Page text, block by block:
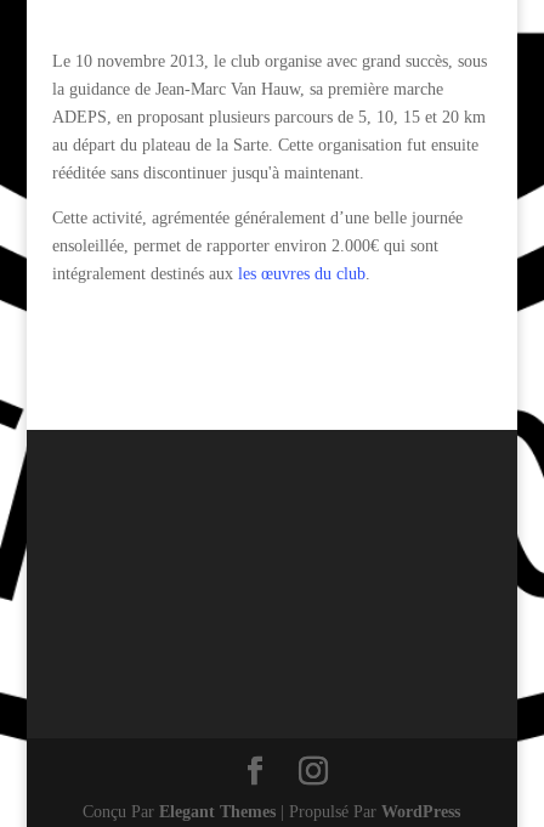
Le 10 novembre 2013, le club organise avec grand succès, sous
la guidance de Jean-Marc Van Hauw, sa première marche
ADEPS, en proposant plusieurs parcours de 5, 10, 15 et 20 km
au départ du plateau de la Sarte. Cette organisation fut ensuite
rééditée sans discontinuer jusqu'à maintenant.
Cette activité, agrémentée généralement d’une belle journée
ensoleillée, permet de rapporter environ 2.000€ qui sont
intégralement destinés aux les œuvres du club.
Conçu ParElegant Themes | Propulsé ParWordPress